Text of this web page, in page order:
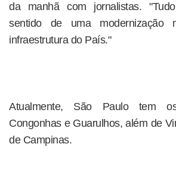
da manhã com jornalistas.
sentido de uma modernização
infraestrutura do País."
Atualmente, São Paulo tem
Congonhas e Guarulhos, além de
de Campinas.